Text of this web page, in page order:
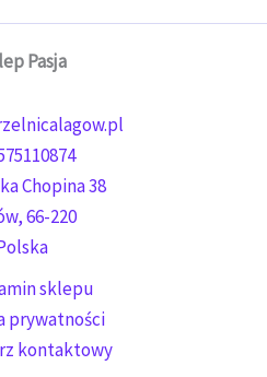
Pasja
Chopina 38
,66-220
sklepu
prywatności
kontaktowy